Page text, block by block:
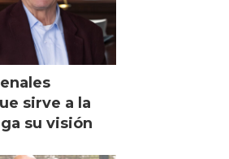
sirve a la
su visión